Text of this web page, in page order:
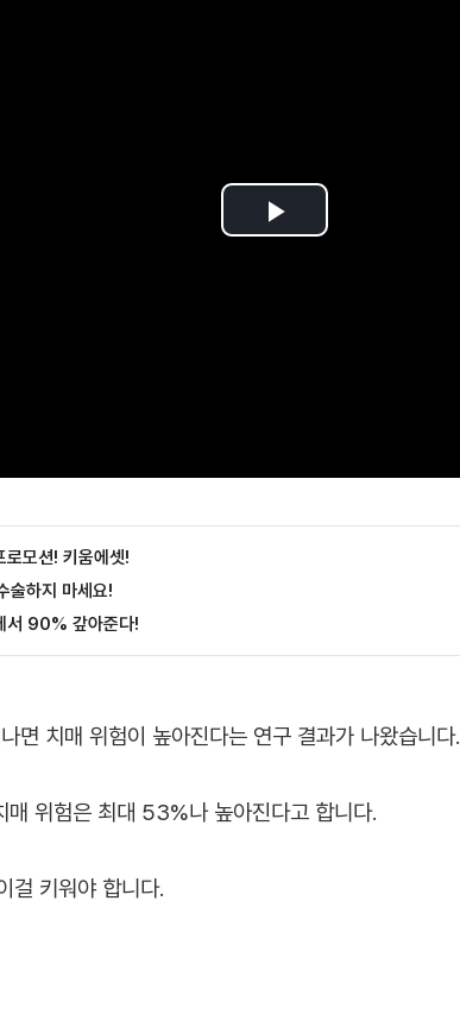
면 치매 위험이 높아진다는 연구 결과가 나왔습니다.
매 위험은 최대 53%나 높아진다고 합니다.
걸 키워야 합니다.